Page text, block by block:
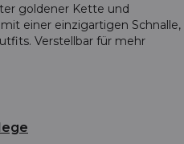
goldener Kette und
einer einzigartigen Schnalle,
Verstellbar für mehr